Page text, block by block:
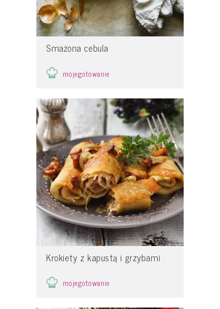
Smażona cebula
mojegotowanie
Krokiety z kapustą i grzybami
mojegotowanie